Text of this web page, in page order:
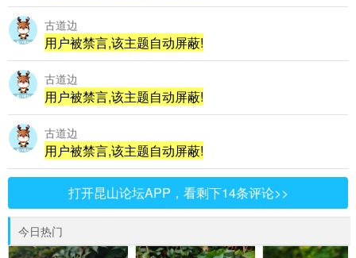
古道边
用户被禁言,该主题自动屏蔽!
古道边
用户被禁言,该主题自动屏蔽!
古道边
用户被禁言,该主题自动屏蔽!
打开昆山论坛APP，看剩下14条评论>>
今日热门